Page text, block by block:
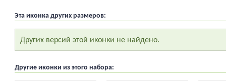
Эта иконка других размеров:
Других версий этой иконки не найдено.
Другие иконки из этого набора: